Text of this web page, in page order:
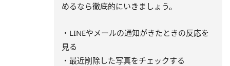
めるなら徹底的にいきましょう。
・LINEやメールの通知がきたときの反応を
見る
・最近削除した写真をチェックする